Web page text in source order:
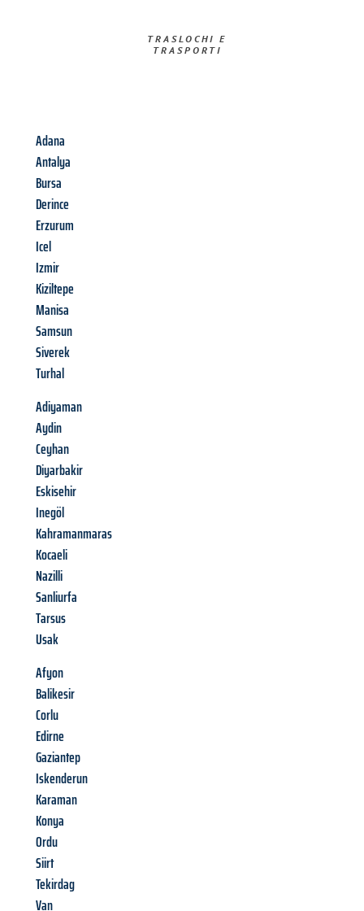
TRASLOCHI E
TRASPORTI​
Adana
Antalya
Bursa
Derince
Erzurum
Icel
Izmir
Kiziltepe
Manisa
Samsun
Siverek
Turhal
Adiyaman
Aydin
Ceyhan
Diyarbakir
Eskisehir
Inegöl
Kahramanmaras
Kocaeli
Nazilli
Sanliurfa
Tarsus
Usak
Afyon
Balikesir
Corlu
Edirne
Gaziantep
Iskenderun
Karaman
Konya
Ordu
Siirt
Tekirdag
Van